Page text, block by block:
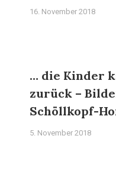
16. November 2018
… die Kinder
zurück –
Schöllkopf-
5. November 2018